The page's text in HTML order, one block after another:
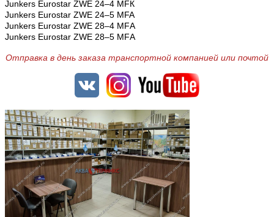
Junkers Eurostar ZWE 24–4 MFК
Junkers Eurostar ZWE 24–5 MFA
Junkers Eurostar ZWE 28–4 MFА
Junkers Eurostar ZWE 28–5 MFА
Отправка в день заказа транспортной компанией или почтой